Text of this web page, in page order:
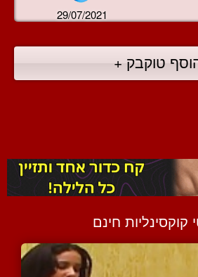
29/07/2021
טוקבק +
קוקסינליות חינם